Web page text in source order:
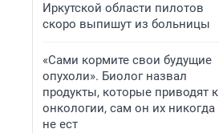
Иркутской области пилотов
скоро выпишут из больницы
«Сами кормите свои будущие
опухоли». Биолог назвал
продукты, которые приводят к
онкологии, сам он их никогда
не ест